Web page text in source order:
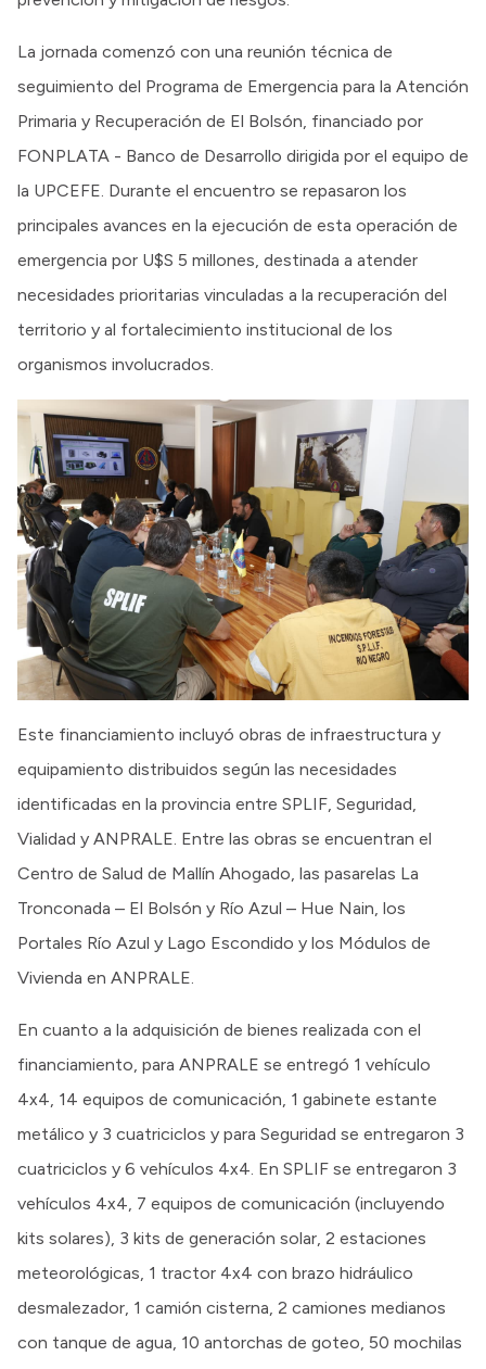
La jornada comenzó con una reunión técnica de
seguimiento del Programa de Emergencia para la Atención
Primaria y Recuperación de El Bolsón, financiado por
FONPLATA - Banco de Desarrollo dirigida por el equipo de
la UPCEFE. Durante el encuentro se repasaron los
principales avances en la ejecución de esta operación de
emergencia por U$S 5 millones, destinada a atender
necesidades prioritarias vinculadas a la recuperación del
territorio y al fortalecimiento institucional de los
organismos involucrados.
Este financiamiento incluyó obras de infraestructura y
equipamiento distribuidos según las necesidades
identificadas en la provincia entre SPLIF, Seguridad,
Vialidad y ANPRALE. Entre las obras se encuentran el
Centro de Salud de Mallín Ahogado, las pasarelas La
Tronconada – El Bolsón y Río Azul – Hue Nain, los
Portales Río Azul y Lago Escondido y los Módulos de
Vivienda en ANPRALE.
En cuanto a la adquisición de bienes realizada con el
financiamiento, para ANPRALE se entregó 1 vehículo
4x4, 14 equipos de comunicación, 1 gabinete estante
metálico y 3 cuatriciclos y para Seguridad se entregaron 3
cuatriciclos y 6 vehículos 4x4. En SPLIF se entregaron 3
vehículos 4x4, 7 equipos de comunicación (incluyendo
kits solares), 3 kits de generación solar, 2 estaciones
meteorológicas, 1 tractor 4x4 con brazo hidráulico
desmalezador, 1 camión cisterna, 2 camiones medianos
con tanque de agua, 10 antorchas de goteo, 50 mochilas